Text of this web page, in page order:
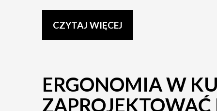
CZYTAJ WIĘCEJ
ERGONOMIA W